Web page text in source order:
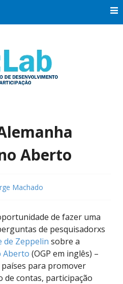
Aberto
Machado
de fazer uma
de pesquisadorxs
de Zeppelin sobre a
Aberto (OGP em inglês) –
para promover
de contas, participação